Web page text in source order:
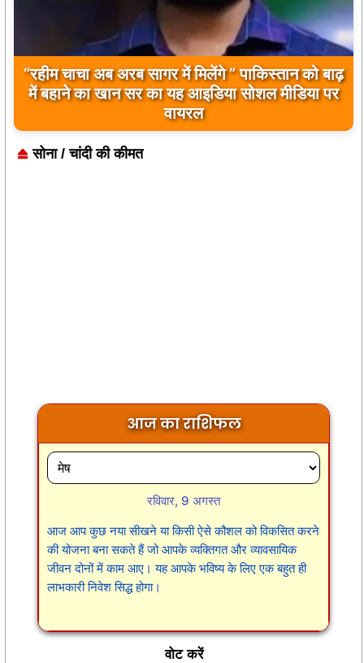
“रहीम चाचा अब अरब सागर में मिलेंगे ” पाकिस्तान को बाढ़
में बहाने का खान सर का यह आइडिया सोशल मीडिया पर
वायरल
सोना / चांदी की कीमत
आज का राशिफल
रविवार, 9 अगस्त
आज आप कुछ नया सीखने या किसी ऐसे कौशल को विकसित करने
की योजना बना सकते हैं जो आपके व्यक्तिगत और व्यावसायिक
जीवन दोनों में काम आए। यह आपके भविष्य के लिए एक बहुत ही
लाभकारी निवेश सिद्ध होगा।
वोट करें